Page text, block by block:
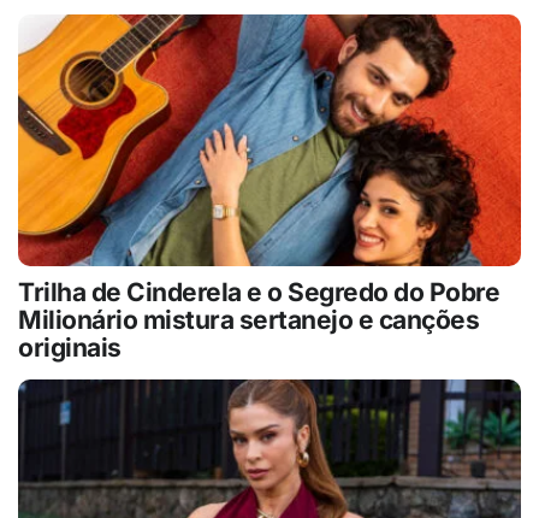
Trilha de Cinderela e o Segredo do Pobre
Milionário mistura sertanejo e canções
originais